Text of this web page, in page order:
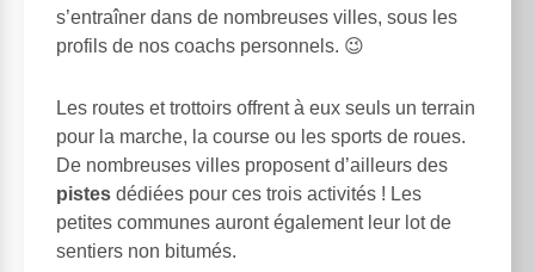
s’entraîner dans de nombreuses villes, sous les
profils de nos coachs personnels. 😉
Les routes et trottoirs offrent à eux seuls un terrain
pour la marche, la course ou les sports de roues.
De nombreuses villes proposent d’ailleurs des
pistes dédiées pour ces trois activités ! Les
petites communes auront également leur lot de
sentiers non bitumés.